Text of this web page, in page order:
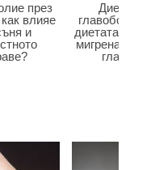
през
влияе
и
Диета при
главоболие –
диетата
мигрена и
главата?